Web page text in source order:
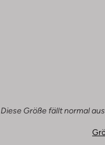
Diese Größe fällt normal aus